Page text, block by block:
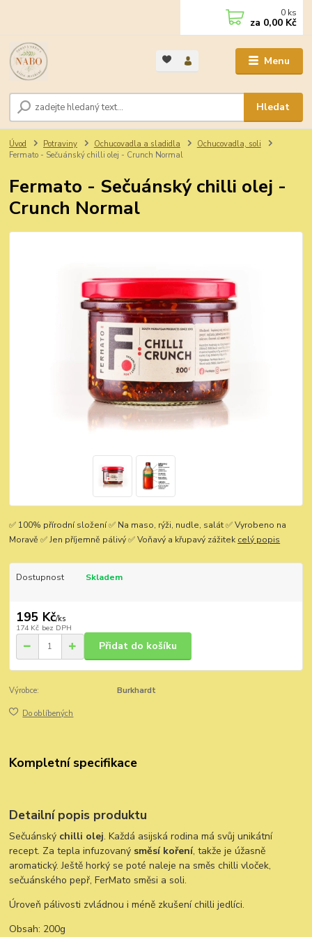
Menu
Hledat
0 ks
za 0,00 Kč
Úvod Potraviny Ochucovadla a sladidla
Ochucovadla, soli
Fermato - Sečuánský chilli olej - Crunch Normal
Fermato - Sečuánský chilli olej -
Crunch Normal
✅ 100% přírodní složení ✅ Na maso, rýži, nudle, salát ✅ Vyrobeno na
Moravě ✅ Jen příjemně pálivý ✅ Voňavý a křupavý zážitek celý popis
Dostupnost Skladem
195 Kč/ks
174 Kč bez DPH
Přidat do košíku
Výrobce: Burkhardt
Do oblíbených
Kompletní specifikace
Detailní popis produktu
Sečuánský chilli olej. Každá asijská rodina má svůj unikátní
recept. Za tepla infuzovaný směsí koření, takže je úžasně
aromatický. Ještě horký se poté naleje na směs chilli vloček,
sečuánského pepř, FerMato směsi a soli.
Úroveň pálivosti zvládnou i méně zkušení chilli jedlíci.
Obsah: 200g